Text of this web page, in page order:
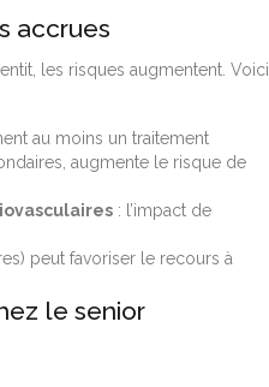
accrues
les risques augmentent. Voici
au moins un traitement
augmente le risque de
: l’impact de
peut favoriser le recours à
le senior